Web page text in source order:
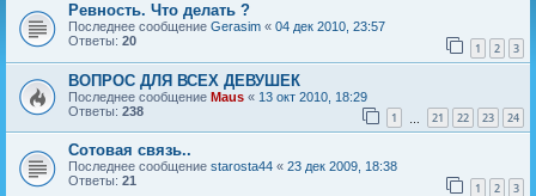
Ревность. Что делать ?
Последнее сообщение Gerasim « 04 дек 2010, 23:57
Ответы: 20 1 2 3
ВОПРОС ДЛЯ ВСЕХ ДЕВУШЕК
Последнее сообщение Maus « 13 окт 2010, 18:29
Ответы: 238 1 21 22 23 24
Сотовая связь..
Последнее сообщение starosta44 « 23 дек 2009, 18:38
Ответы: 21 1 2 3